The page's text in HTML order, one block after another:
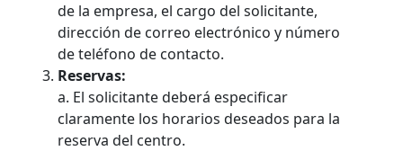
de la empresa, el cargo del solicitante,
dirección de correo electrónico y número
de teléfono de contacto.
Reservas:
a. El solicitante deberá especificar
claramente los horarios deseados para la
reserva del centro.